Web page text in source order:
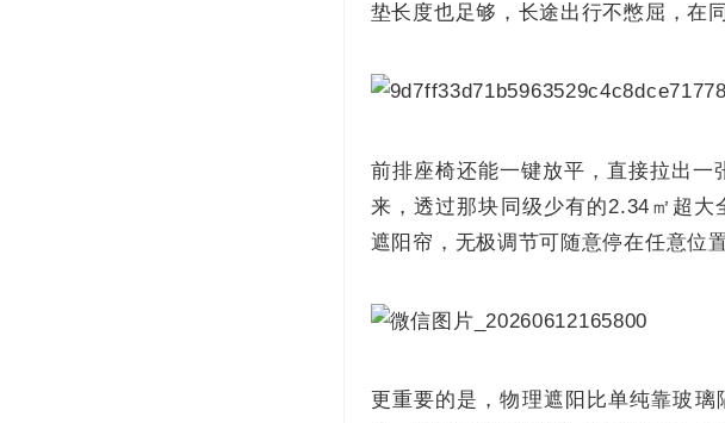
垫长度也足够，长途出行不憋屈，在
前排座椅还能一键放平，直接拉出一
来，透过那块同级少有的2.34㎡超
遮阳帘，无极调节可随意停在任意位
更重要的是，物理遮阳比单纯靠玻